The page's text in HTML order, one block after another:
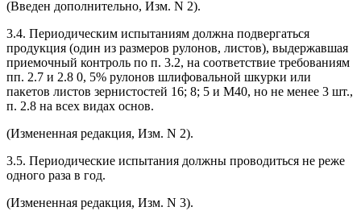
(Введен дополнительно, Изм. N 2).
3.4. Периодическим испытаниям должна подвергаться
продукция (один из размеров рулонов, листов), выдержавшая
приемочный контроль по п. 3.2, на соответствие требованиям
пп. 2.7 и 2.8 0, 5% рулонов шлифовальной шкурки или
пакетов листов зернистостей 16; 8; 5 и М40, но не менее 3 шт.,
п. 2.8 на всех видах основ.
(Измененная редакция, Изм. N 2).
3.5. Периодические испытания должны проводиться не реже
одного раза в год.
(Измененная редакция, Изм. N 3).